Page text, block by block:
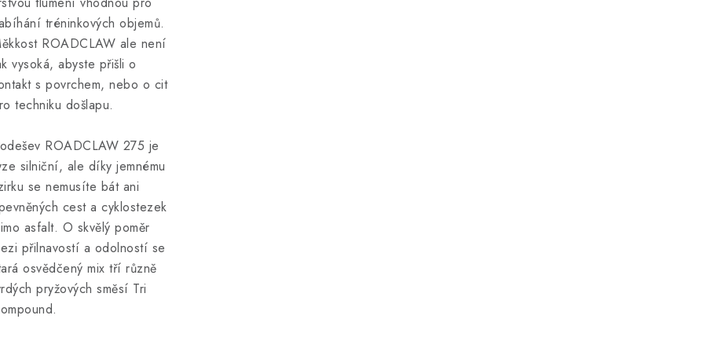
tréninkových objemů.
ROADCLAW ale není
vysoká, abyste přišli o
s povrchem, nebo o cit
techniku došlapu.
ROADCLAW 275 je
silniční, ale díky jemnému
se nemusíte bát ani
cest a cyklostezek
asfalt. O skvělý poměr
přilnavostí a odolností se
osvědčený mix tří různě
pryžových směsí Tri